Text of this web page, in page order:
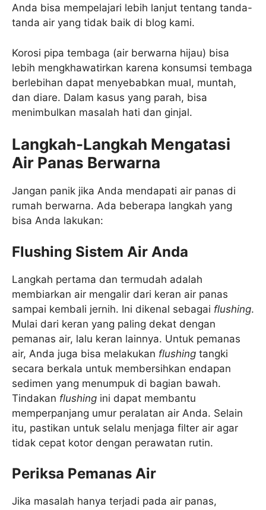
Anda bisa mempelajari lebih lanjut tentang tanda-
tanda air yang tidak baik di blog kami.
Korosi pipa tembaga (air berwarna hijau) bisa
lebih mengkhawatirkan karena konsumsi tembaga
berlebihan dapat menyebabkan mual, muntah,
dan diare. Dalam kasus yang parah, bisa
menimbulkan masalah hati dan ginjal.
Langkah-Langkah Mengatasi
Air Panas Berwarna
Jangan panik jika Anda mendapati air panas di
rumah berwarna. Ada beberapa langkah yang
bisa Anda lakukan:
Flushing Sistem Air Anda
Langkah pertama dan termudah adalah
membiarkan air mengalir dari keran air panas
sampai kembali jernih. Ini dikenal sebagai flushing.
Mulai dari keran yang paling dekat dengan
pemanas air, lalu keran lainnya. Untuk pemanas
air, Anda juga bisa melakukan flushing tangki
secara berkala untuk membersihkan endapan
sedimen yang menumpuk di bagian bawah.
Tindakan flushing ini dapat membantu
memperpanjang umur peralatan air Anda. Selain
itu, pastikan untuk selalu menjaga filter air agar
tidak cepat kotor dengan perawatan rutin.
Periksa Pemanas Air
Jika masalah hanya terjadi pada air panas,